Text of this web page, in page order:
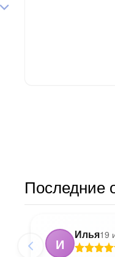
Последние
И
Илья19